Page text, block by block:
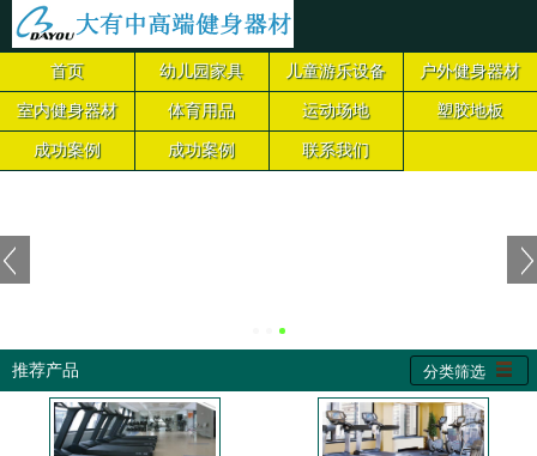
首页 幼儿园家具 儿童游乐设备 户外健身器材
室内健身器材 体育用品 运动场地 塑胶地板
成功案例 成功案例 联系我们
推荐产品 分类筛选